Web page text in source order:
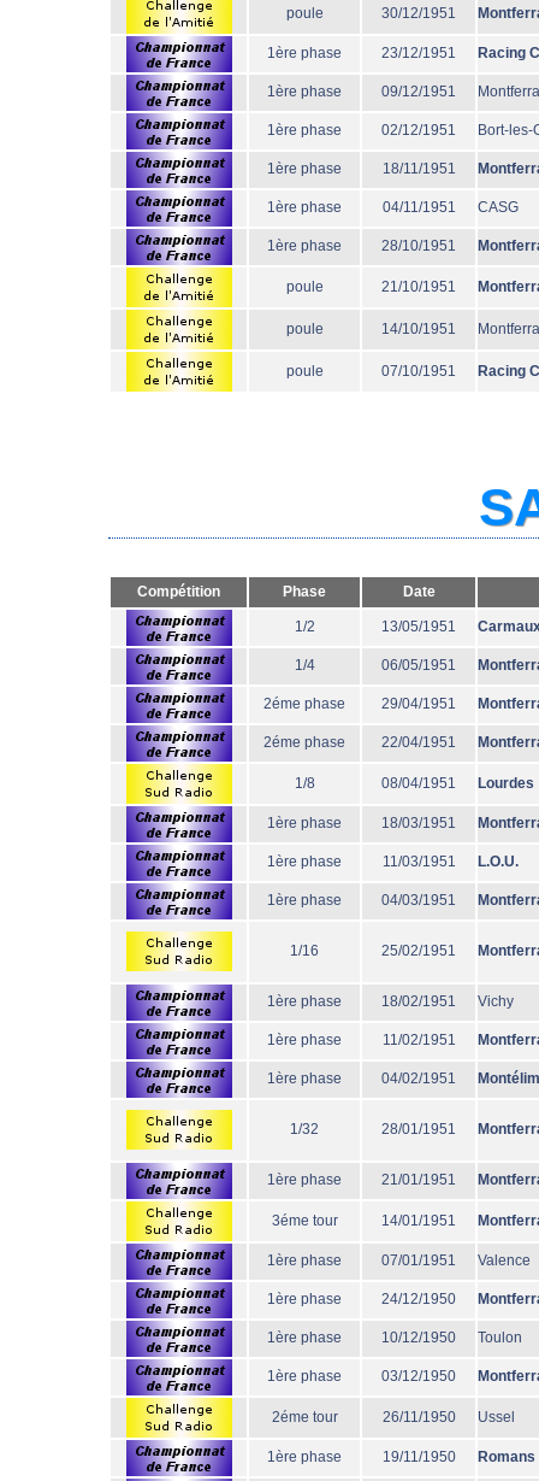
poule 30/12/1951
1ère phase 23/12/1951 Racing
1ère phase 09/12/1951
1ère phase 02/12/1951 Bort-les-
1ère phase 18/11/1951
1ère phase 04/11/1951 CASG
1ère phase 28/10/1951
poule 21/10/1951
poule 14/10/1951
poule 07/10/1951 Racing
Compétition Phase Date
1/2 13/05/1951
1/4 06/05/1951
2éme phase 29/04/1951
2éme phase 22/04/1951
1/8 08/04/1951 Lourdes
1ère phase 18/03/1951
1ère phase 11/03/1951 L.O.U.
1ère phase 04/03/1951
1/16 25/02/1951
1ère phase 18/02/1951 Vichy
1ère phase 11/02/1951
1ère phase 04/02/1951
1/32 28/01/1951
1ère phase 21/01/1951
3éme tour 14/01/1951
1ère phase 07/01/1951 Valence
1ère phase 24/12/1950
1ère phase 10/12/1950 Toulon
1ère phase 03/12/1950
2éme tour 26/11/1950 Ussel
1ère phase 19/11/1950 Romans